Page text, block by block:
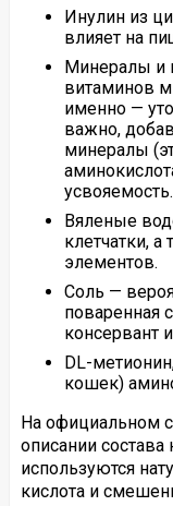
Инулин из
влияет на
Минералы и
витаминов
именно —
важно,
минералы
усвояемость.
Вяленые
клетчатки,
элементов.
Соль —
поваренная
консервант
DL-
кошек)
На официальном
описании состава
используются
кислота и